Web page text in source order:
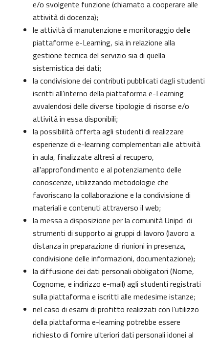
e/o svolgente funzione (chiamato a cooperare alle
attività di docenza);
le attività di manutenzione e monitoraggio delle
piattaforme e-Learning, sia in relazione alla
gestione tecnica del servizio sia di quella
sistemistica dei dati;
la condivisione dei contributi pubblicati dagli studenti
iscritti all’interno della piattaforma e-Learning
avvalendosi delle diverse tipologie di risorse e/o
attività in essa disponibili;
la possibilità offerta agli studenti di realizzare
esperienze di e-learning complementari alle attività
in aula, finalizzate altresì al recupero,
all'approfondimento e al potenziamento delle
conoscenze, utilizzando metodologie che
favoriscano la collaborazione e la condivisione di
materiali e contenuti attraverso il web;
la messa a disposizione per la comunità Unipd di
strumenti di supporto ai gruppi di lavoro (lavoro a
distanza in preparazione di riunioni in presenza,
condivisione delle informazioni, documentazione);
la diffusione dei dati personali obbligatori (Nome,
Cognome, e indirizzo e-mail) agli studenti registrati
sulla piattaforma e iscritti alle medesime istanze;
nel caso di esami di profitto realizzati con l’utilizzo
della piattaforma e-learning potrebbe essere
richiesto di fornire ulteriori dati personali idonei al